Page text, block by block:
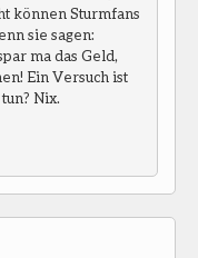
können Sturmfans
sie sagen:
ma das Geld,
Ein Versuch ist
Nix.